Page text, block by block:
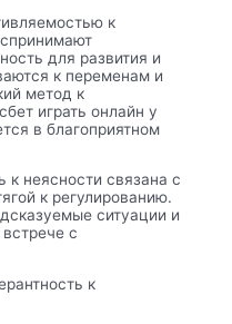
к
для развития и
к переменам и
метод к
играть онлайн у
в благоприятном
к неясности связана с
к регулированию.
ситуации и
с
к